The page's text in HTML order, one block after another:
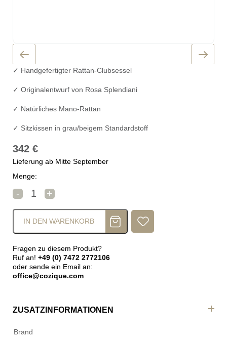
✓ Handgefertigter Rattan-Clubsessel
✓ Originalentwurf von Rosa Splendiani
✓ Natürliches Mano-Rattan
✓ Sitzkissen in grau/beigem Standardstoff
342 €
Lieferung ab Mitte September
Menge:
-
Rosa Splendiani Club Stuhl Nikko Menge
+
IN DEN WARENKORB
Fragen zu diesem Produkt?
Ruf an! +49 (0) 7472 2772106
oder sende ein Email an:
office@cozique.com
ZUSATZINFORMATIONEN
Brand